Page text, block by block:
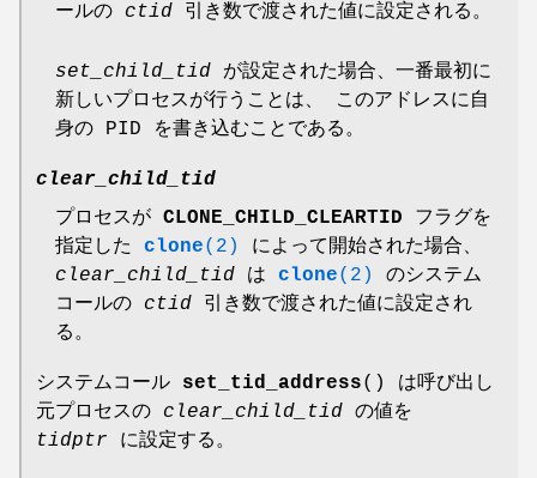
ールの ctid 引き数で渡された値に設定される。
set_child_tid が設定された場合、一番最初に
新しいプロセスが行うことは、 このアドレスに自
身の PID を書き込むことである。
clear_child_tid
プロセスが CLONE_CHILD_CLEARTID フラグを
指定した clone(2)
によって開始された場合、
clear_child_tid は clone(2)
のシステム
コールの ctid 引き数で渡された値に設定され
る。
システムコール set_tid_address() は呼び出し
元プロセスの clear_child_tid の値を
tidptr に設定する。